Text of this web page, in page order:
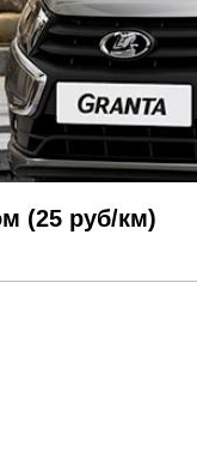
(25 руб/км)